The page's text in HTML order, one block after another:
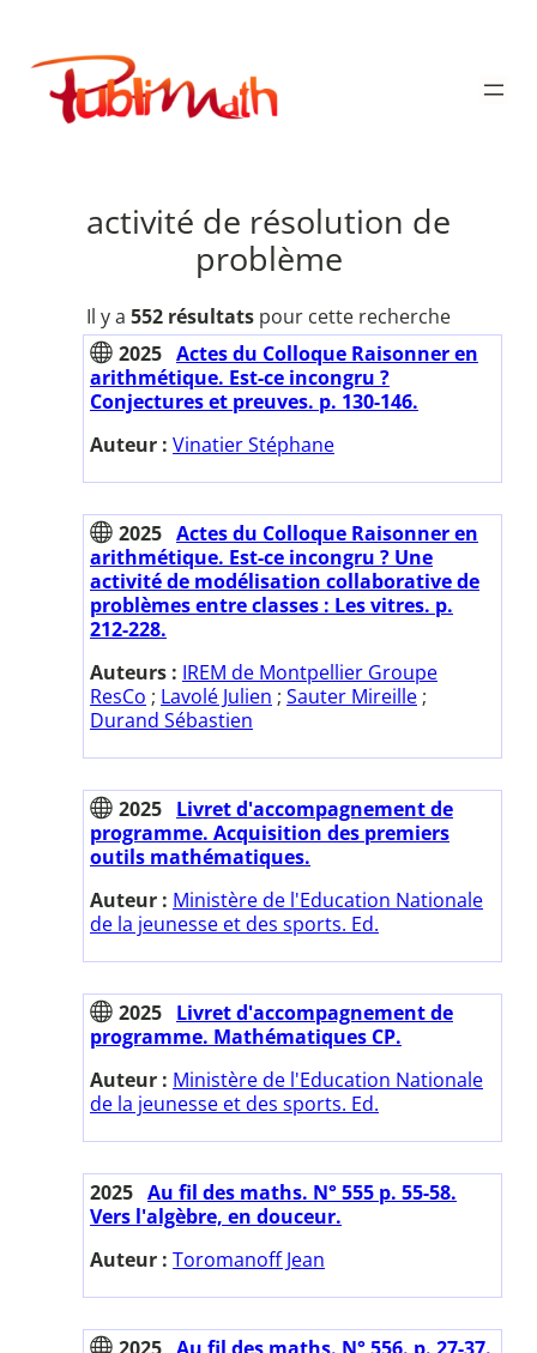
contenu
Publimath
activité de résolution de
problème
Il y a 552 résultats pour cette recherche
2025 Actes du Colloque Raisonner en
arithmétique. Est-ce incongru ?
Conjectures et preuves. p. 130-146.
Auteur : Vinatier Stéphane
2025 Actes du Colloque Raisonner en
arithmétique. Est-ce incongru ? Une
activité de modélisation collaborative de
problèmes entre classes : Les vitres. p.
212-228.
Auteurs : IREM de Montpellier Groupe
ResCo ; Lavolé Julien ; Sauter Mireille ;
Durand Sébastien
2025 Livret d'accompagnement de
programme. Acquisition des premiers
outils mathématiques.
Auteur : Ministère de l'Education Nationale
de la jeunesse et des sports. Ed.
2025 Livret d'accompagnement de
programme. Mathématiques CP.
Auteur : Ministère de l'Education Nationale
de la jeunesse et des sports. Ed.
2025 Au fil des maths. N° 555 p. 55-58.
Vers l'algèbre, en douceur.
Auteur : Toromanoff Jean